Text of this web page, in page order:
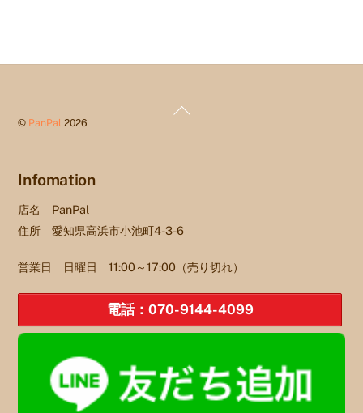
Back
© PanPal 2026
Infomation
店名 PanPal
住所 愛知県高浜市小池町4-3-6
営業日 日曜日 11:00～17:00（売り切れ）
電話：070-9144-4099